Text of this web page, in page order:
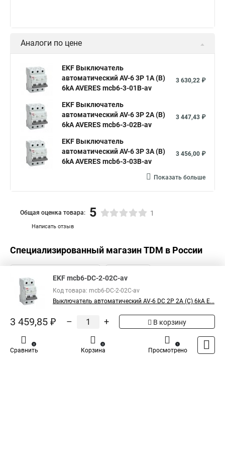
Аналоги по цене
EKF Выключатель
автоматический AV-6 3P 1A (B)
6kA AVERES mcb6-3-01B-av
3 630,22 ₽
EKF Выключатель
автоматический AV-6 3P 2A (B)
6kA AVERES mcb6-3-02B-av
3 447,43 ₽
EKF Выключатель
автоматический AV-6 3P 3A (B)
6kA AVERES mcb6-3-03B-av
3 456,00 ₽
Показать больше
Написать отзыв
Общая оценка товара: 5 1
Специализированный магазинTDM в России
EKF mcb6-DC-2-02C-av
Код товара: mcb6-DC-2-02C-av
Выключатель автоматический AV-6 DC 2P 2A (C) 6kA E...
3 459,85 ₽ – + В корзину
Сравнить
0
Корзина
0
Просмотрено
1